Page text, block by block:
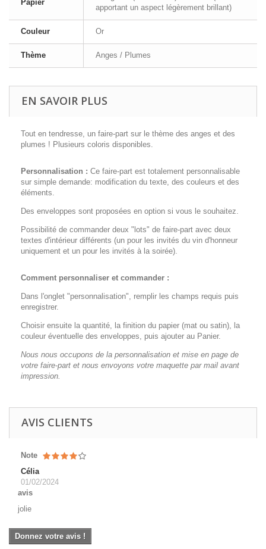
Papier
apportant un aspect légèrement brillant)
Couleur Or
Thème Anges / Plumes
EN SAVOIR PLUS
Tout en tendresse, un faire-part sur le thème des anges et des
plumes ! Plusieurs coloris disponibles.
Personnalisation : Ce faire-part est totalement personnalisable
sur simple demande: modification du texte, des couleurs et des
éléments.
Des enveloppes sont proposées en option si vous le souhaitez.
Possibilité de commander deux "lots" de faire-part avec deux
textes d'intérieur différents (un pour les invités du vin d'honneur
uniquement et un pour les invités à la soirée).
Comment personnaliser et commander :
Dans l'onglet "personnalisation", remplir les champs requis puis
enregistrer.
Choisir ensuite la quantité, la finition du papier (mat ou satin), la
couleur éventuelle des enveloppes, puis ajouter au Panier.
Nous nous occupons de la personnalisation et mise en page de
votre faire-part et nous envoyons votre maquette par mail avant
impression.
AVIS CLIENTS
Note
Célia
01/02/2024
avis
jolie
Donnez votre avis !